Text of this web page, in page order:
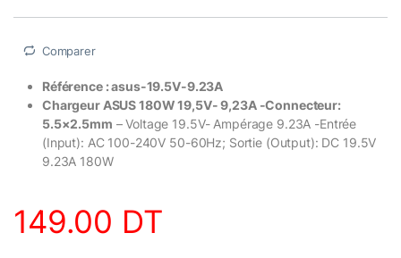
Comparer
Référence : asus-19.5V-9.23A
Chargeur ASUS 180W 19,5V- 9,23A -Connecteur:
5.5×2.5mm – Voltage 19.5V- Ampérage 9.23A -Entrée
(Input): AC 100-240V 50-60Hz; Sortie (Output): DC 19.5V
9.23A 180W
149.00 DT